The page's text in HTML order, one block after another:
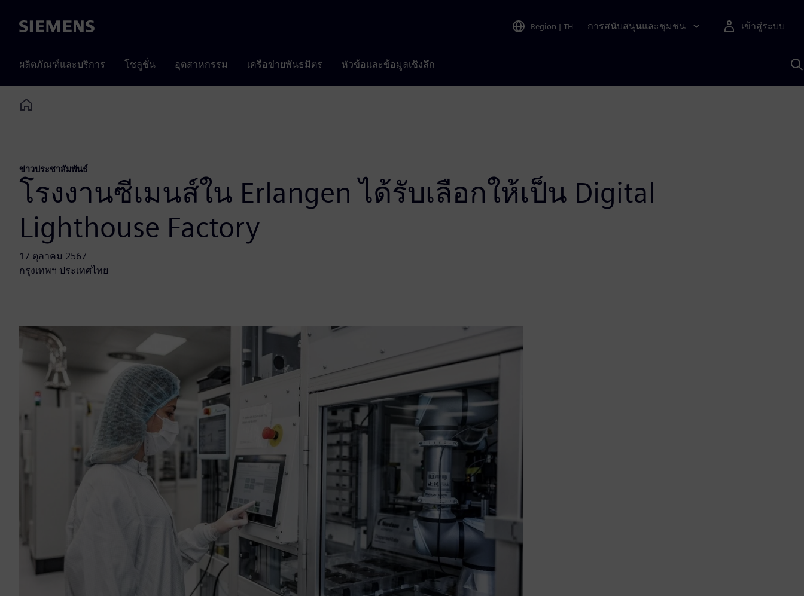
Siemens Region | TH การสนับสนุนและชุมชน เข้าสู่ระบบ
ผลิตภัณฑ์และบริการ โซลูชั่น อุตสาหกรรม เครือข่ายพันธมิตร หัวข้อและข้อมูลเชิงลึก
Home
ข่าวประชาสัมพันธ์
โรงงานซีเมนส์ใน Erlangen ได้รับเลือกให้เป็น Digital
Lighthouse Factory
17 ตุลาคม 2567
กรุงเทพฯ ประเทศไทย